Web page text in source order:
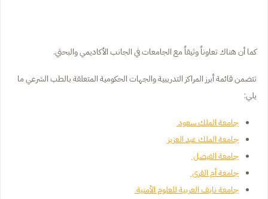
كما أن هناك تعاوناً وثيقاً مع الجامعات في الجانب الأكاديمي والبحثي.
تتضمن قائمة أبرز المراكز التدريبية والجهات الحكومية المتعلقة بالطب الشرعي ما
يلي:
جامعة الملك سعود
جامعة الملك عبد العزيز
جامعة الفيصل
جامعة أم القرى
جامعة نايف العربية للعلوم الأمنية